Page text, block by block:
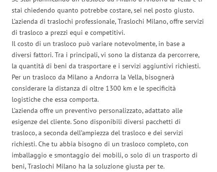
stai chiedendo quanto potrebbe costare, sei nel posto giusto.
L’azienda di traslochi professionale, Traslochi Milano, offre servizi
di trasloco a prezzi equi e competitivi.
Il costo di un trasloco può variare notevolmente, in base a
diversi fattori. Tra i principali, vi sono la distanza da percorrere,
la quantità di beni da trasportare e i servizi aggiuntivi richiesti.
Per un trasloco da Milano a Andorra la Vella, bisognerà
considerare la distanza di oltre 1300 km e le specificità
logistiche che essa comporta.
L’azienda offre un preventivo personalizzato, adattato alle
esigenze del cliente. Sono disponibili diversi pacchetti di
trasloco, a seconda dell’ampiezza del trasloco e dei servizi
richiesti. Che tu abbia bisogno di un trasloco completo, con
imballaggio e smontaggio dei mobili, o solo di un trasporto di
beni, Traslochi Milano ha la soluzione giusta per te.